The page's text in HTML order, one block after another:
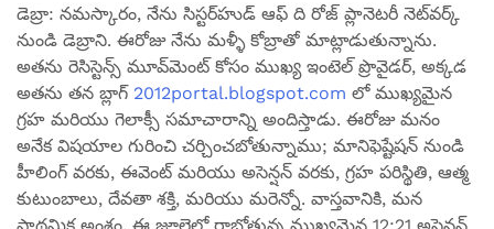
డెబ్రా: నమస్కారం, నేను సిస్టర్‌హుడ్ ఆఫ్ ది రోజ్ ప్లానెటరీ నెట్‌వర్క్
నుండి డెబ్రాని. ఈరోజు నేను మళ్ళీ కోబ్రాతో మాట్లాడుతున్నాను.
అతను రెసిస్టెన్స్ మూవ్‌మెంట్ కోసం ముఖ్య ఇంటెల్ ప్రొవైడర్, అక్కడ
అతను తన బ్లాగ్ 2012portal.blogspot.com లో ముఖ్యమైన
గ్రహ మరియు గెలాక్సీ సమాచారాన్ని అందిస్తాడు. ఈరోజు మనం
అనేక విషయాల గురించి చర్చించబోతున్నాము; మానిఫెష్టేషన్ నుండి
హీలింగ్ వరకు, ఈవెంట్ మరియు అసెన్షన్ వరకు, గ్రహ పరిస్థితి, ఆత్మ
కుటుంబాలు, దేవతా శక్తి, మరియు మరెన్నో. వాస్తవానికి, మన